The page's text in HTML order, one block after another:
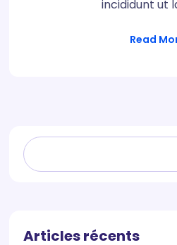
incididunt ut
Read
Articles récents